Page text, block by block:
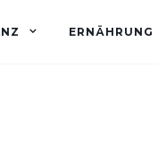
ERNÄHRUNG